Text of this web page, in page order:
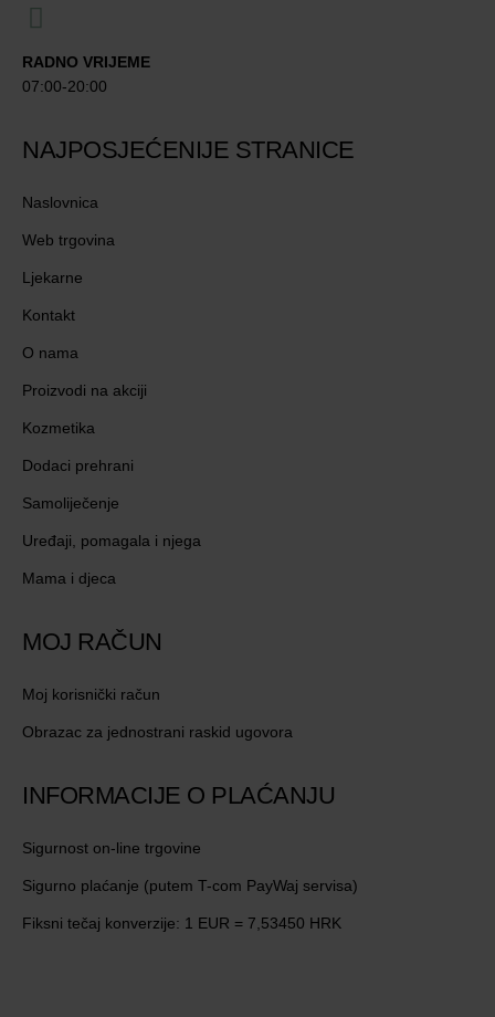
RADNO VRIJEME
07:00-20:00
NAJPOSJEĆENIJE STRANICE
Naslovnica
Web trgovina
Ljekarne
Kontakt
O nama
Proizvodi na akciji
Kozmetika
Dodaci prehrani
Samoliječenje
Uređaji, pomagala i njega
Mama i djeca
MOJ RAČUN
Moj korisnički račun
Obrazac za jednostrani raskid ugovora
INFORMACIJE O PLAĆANJU
Sigurnost on-line trgovine
Sigurno plaćanje (putem T-com PayWaj servisa)
Fiksni tečaj konverzije: 1 EUR = 7,53450 HRK